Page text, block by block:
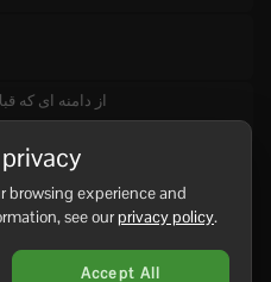
از دامنه ای که
browsing experience and
see ourprivacy policy.
Accept All